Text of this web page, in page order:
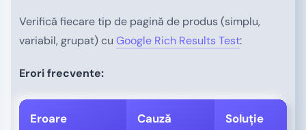
Verifică fiecare tip de pagină de produs (simplu,
variabil, grupat) cu Google Rich Results Test:
Erori frecvente:
Eroare Cauză Soluție